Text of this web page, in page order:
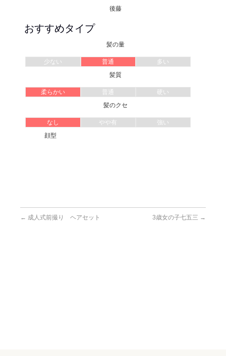
後藤
おすすめタイプ
髪の量
少ない 普通
多い
髪質
柔らかい 普通
硬い
髪のクセ
なし やや有
強い
顔型
← 成人式前撮り ヘアセット 3歳女の子七五三 →